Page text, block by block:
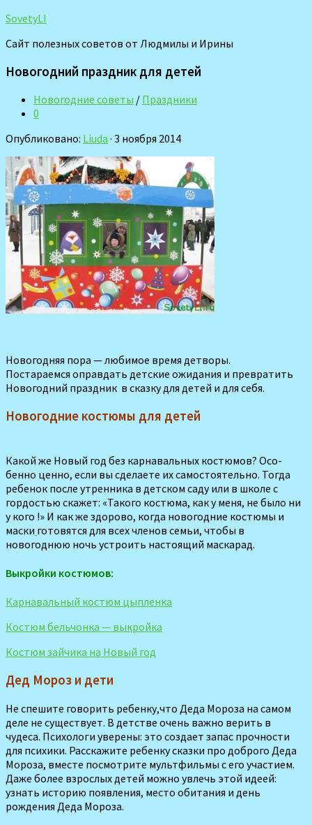
SovetyLI
Сайт полезных советов от Людмилы и Ирины
Новогодний праздник для детей
Новогодние советы / Праздники
0
Опубликовано: Liuda · 3 ноября 2014
Новогодняя пора — любимое время детворы.
Постараемся оправдать детские ожидания и превратить
Новогодний праздник в сказку для детей и для себя.
Новогодние костюмы для детей
Какой же Новый год без карнавальных костюмов? Осо­
бенно ценно, если вы сделаете их самостоятельно. Тогда
ребенок после утренника в детском саду или в школе с
гордостью скажет: «Такого костюма, как у меня, не было ни
у кого !» И как же здорово, когда новогодние костюмы и
маски готовятся для всех членов семьи, чтобы в
новогоднюю ночь устроить настоящий маскарад.
Выкройки костюмов:
Карнавальный костюм цыпленка
Костюм бельчонка — выкройка
Костюм зайчика на Новый год
Дед Мороз и дети
Не спешите говорить ребенку,что Деда Мороза на самом
деле не существует. В детстве очень важно верить в
чудеса. Психологи уверены: это создает запас прочности
для пси­хики. Расскажите ребенку сказки про доброго Деда
Мороза, вместе посмо­трите мультфильмы с его участием.
Даже более взрослых детей можно увлечь этой идеей:
узнать историю появления, место обитания и день
рождения Деда Мороза.